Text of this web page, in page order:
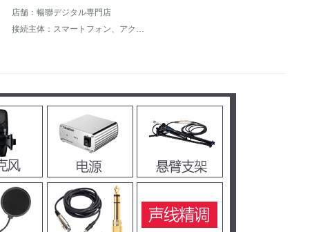
店舗：暢聯デジタル専門店